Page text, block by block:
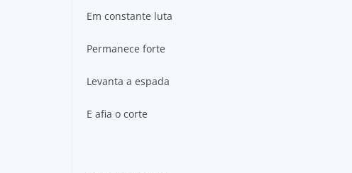
Em constante luta
Permanece forte
Levanta a espada
E afia o corte